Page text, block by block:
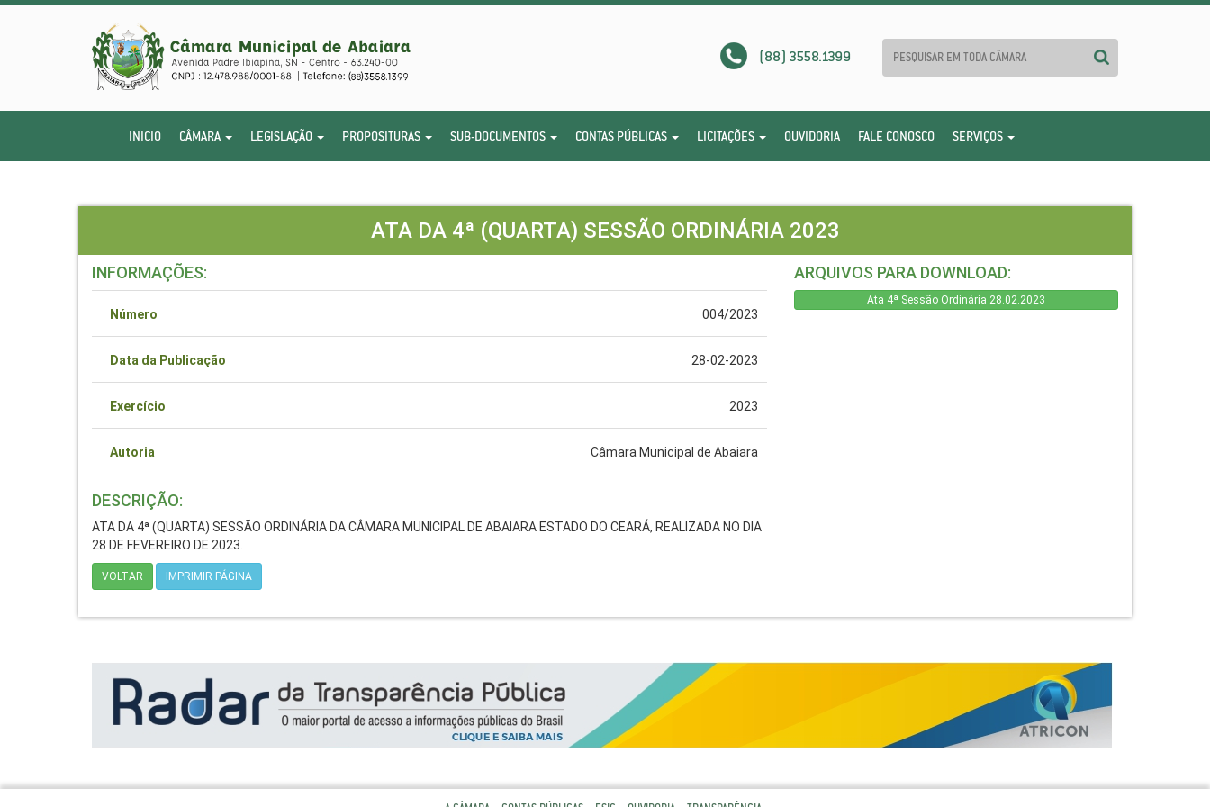
(88) 3558.1399
INICIO CÂMARA LEGISLAÇÃO PROPOSITURAS SUB-DOCUMENTOS CONTAS PÚBLICAS LICITAÇÕES OUVIDORIA FALE CONOSCO SERVIÇOS
ATA DA 4ª (QUARTA) SESSÃO ORDINÁRIA 2023
INFORMAÇÕES:
Número 004/2023
Data da Publicação 28-02-2023
Exercício 2023
Autoria Câmara Municipal de Abaiara
DESCRIÇÃO:
ATA DA 4ª (QUARTA) SESSÃO ORDINÁRIA DA CÂMARA MUNICIPAL DE ABAIARA ESTADO DO CEARÁ, REALIZADA NO DIA
28 DE FEVEREIRO DE 2023.
VOLTAR IMPRIMIR PÁGINA
ARQUIVOS PARA DOWNLOAD:
Ata 4ª Sessão Ordinária 28.02.2023